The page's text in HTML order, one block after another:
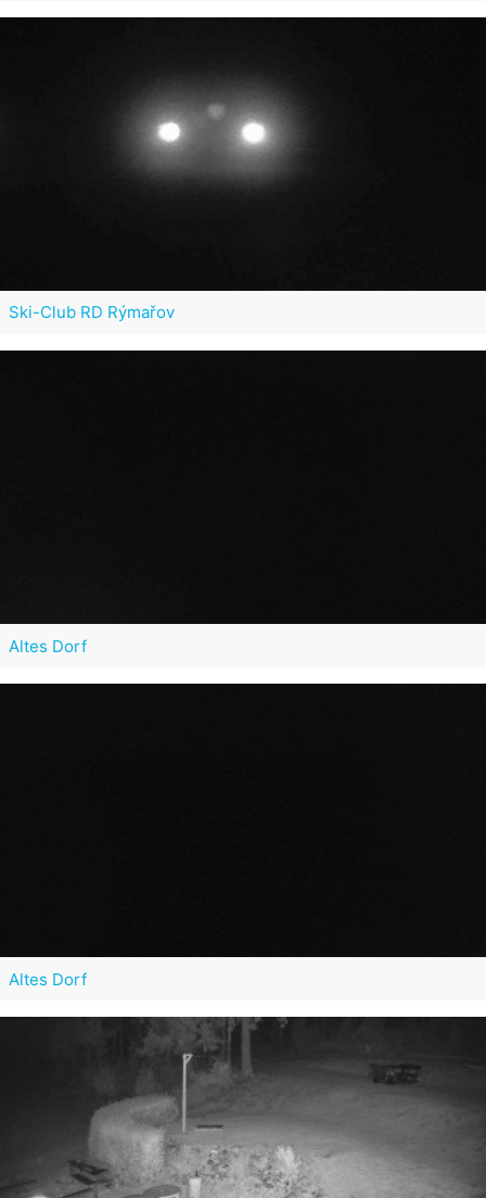
Ski-Club RD Rýmařov
Altes Dorf
Altes Dorf